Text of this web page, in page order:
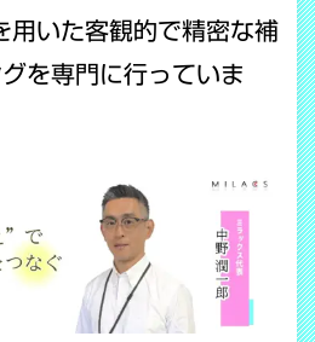
用いた客観的で精密な補
を専門に行っていま